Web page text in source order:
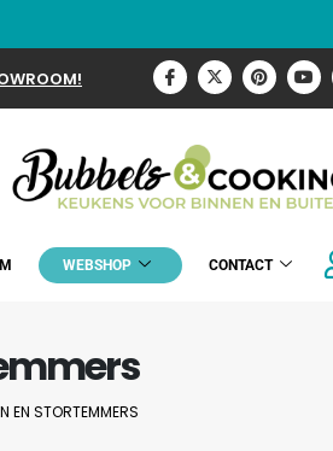
WEBSHOP CONTACT
EN STORTEMMERS